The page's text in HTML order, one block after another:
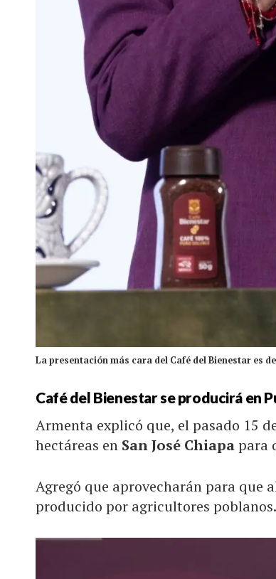
La presentación más cara del Café del Bienestar es
Café del Bienestar se producirá en
Armenta explicó que, el pasado 15
hectáreas en San José Chiapapara
Agregó que aprovecharán para que
producido por agricultores poblanos.